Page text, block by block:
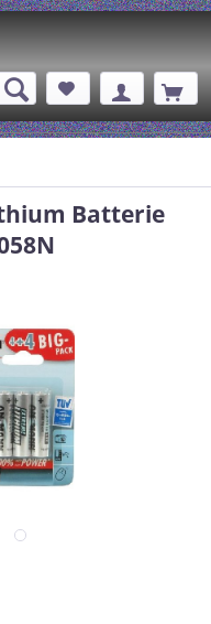
Batterie